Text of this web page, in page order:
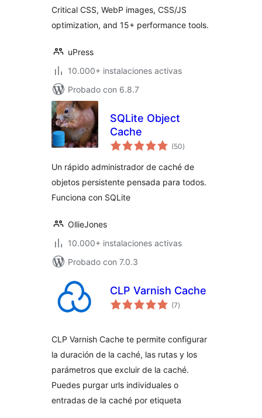
Critical CSS, WebP images, CSS/JS
optimization, and 15+ performance tools.
uPress
10.000+ instalaciones activas
Probado con 6.8.7
SQLite Object
Cache
(50valoraciones
en
)
Un rápido administrador de caché de
objetos persistente pensada para todos.
Funciona con SQLite
OllieJones
10.000+ instalaciones activas
Probado con 7.0.3
CLP Varnish Cache
(7valoraciones
en
)
CLP Varnish Cache te permite configurar
la duración de la caché, las rutas y los
parámetros que excluir de la caché.
Puedes purgar urls individuales o
entradas de la caché por etiqueta